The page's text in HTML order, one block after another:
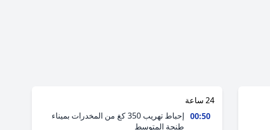
24 ساعة
00:50
إحباط تهريب 350 كغ من المخدرات بميناء
طنجة المتوسط